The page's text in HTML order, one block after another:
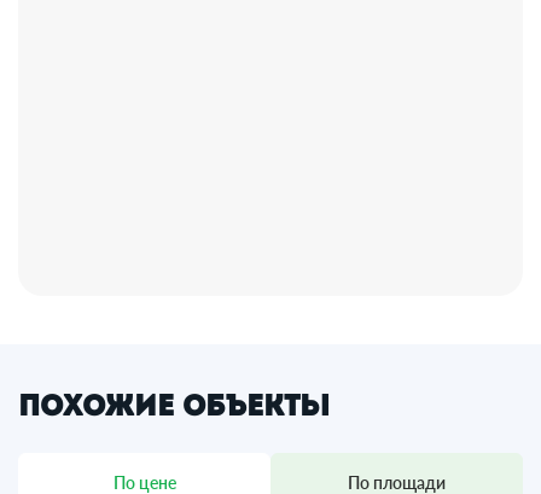
Похожие объекты
По цене По площади